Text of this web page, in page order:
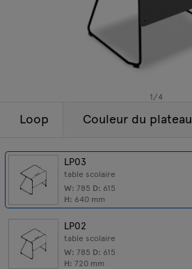
1/4
Loop
LP03
table scolaire
W: 785 D: 615
H: 640 mm
LP02
table scolaire
W: 785 D: 615
H: 720 mm
Couleur du plateau